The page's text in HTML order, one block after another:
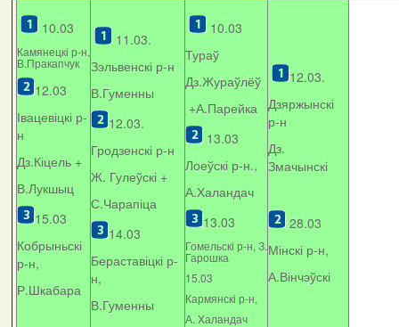
10.03
Камянецкі р-н,
В.Пракапчук
12.03
Івацевіцкі р-
н
Дз.Кіцель +
В.Лукшыц
15.03
Кобрыньскі
р-н,
Р.Шкабара
11.03.
Зэльвенскі р-н
В.Гуменны
12.03.
Гродзенскі р-н
Ж. Гулеўскі +
С.Чарапіца
14.03
Бераставіцкі р-
н,
В.Гуменны
10.03
Тураў
Дз.Жураўлёў
+А.Парейка
13.03
Лоеўскі р-н.,
А.Халандач
13.03
Гомельскі р-н, З.
Гарошка
15.03
Кармянскі р-н,
А. Xаландач
12.03.
Дзяржынскі
р-н
Дз.
Змачынскі
28.03
Мінскі р-н,
А.Вінчэўскі